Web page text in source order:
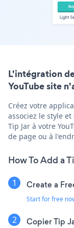
L'intégration
YouTube site
Créez votre
associez le style
Tip Jar à votre
de page ou à
How To Add a
Create a
Start for free
Copier Tip